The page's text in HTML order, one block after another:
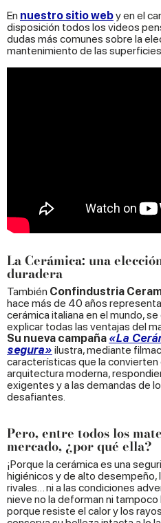
En nuestro sitio weby en el
disposición todos los videos
dudas más comunes sobre la
mantenimiento de las
La Cerámica: una
duradera
También Confindustria
hace más de 40 años
cerámica italiana en el mundo,
explicar todas las ventajas del
Su nueva campaña «La
segura» ilustra, mediante
características que la convierten
arquitectura moderna,
exigentes y a las demandas de
desafiantes.
Pero, entre todos los
mercado, ¿por qué ella?
¡Porque la cerámica es una
higiénicos y de alto desempeño,
rivales… ni a las condiciones
nieve no la deforman ni
porque resiste el calor y los